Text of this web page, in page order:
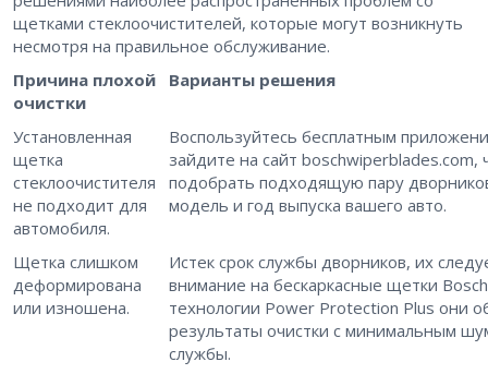
щетками стеклоочистителей, которые могут возникнуть
несмотря на правильное обслуживание.
Причина плохой
очистки
Варианты решения
Установленная
щетка
стеклоочистителя
не подходит для
автомобиля.
Воспользуйтесь бесплатным
зайдите на сайт
подобрать подходящую пару
модель и год выпуска вашего авто.
Щетка слишком
деформирована
или изношена.
Истек срок службы дворников, их
внимание на бескаркасные щетки
технологии Power Protection Plus они
результаты очистки с минимальным
службы.